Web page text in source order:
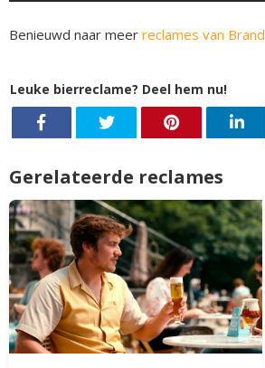
Benieuwd naar meer reclames van Brand
Leuke bierreclame? Deel hem nu!
Gerelateerde reclames